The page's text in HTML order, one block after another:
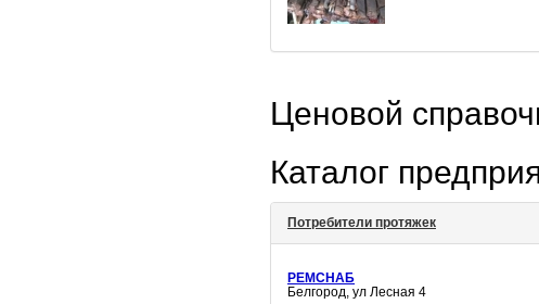
Ценовой
Каталог
Потребители протяжек
РЕМСНАБ
Белгород, ул Лесная 4